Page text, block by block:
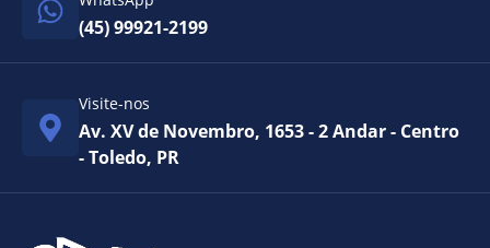
(45) 99921-2199
Visite-nos
Av. XV de Novembro, 1653 - 2 Andar - Centro
- Toledo, PR